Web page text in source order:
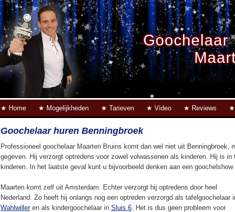
Goochelaar
Home Mogelijkheden Tarieven Video Reviews
Goochelaar huren Benningbroek
Professioneel goochelaar Maarten Bruins komt dan wel niet uit Benningbroek,
gegeven. Hij verzorgt optredens voor zowel volwassenen als kinderen. Hij is
kinderen. In het laatste geval kunt u bijvoorbeeld denken aan een
Maarten komt zelf uit Amsterdam. Echter verzorgt hij optredens door heel
Nederland. Zo heeft hij onlangs nog een optreden verzorgd als tafelgoochelaar
Wahlwilleren als kindergoochelaar in Sluis 6. Het is dus geen probleem voor